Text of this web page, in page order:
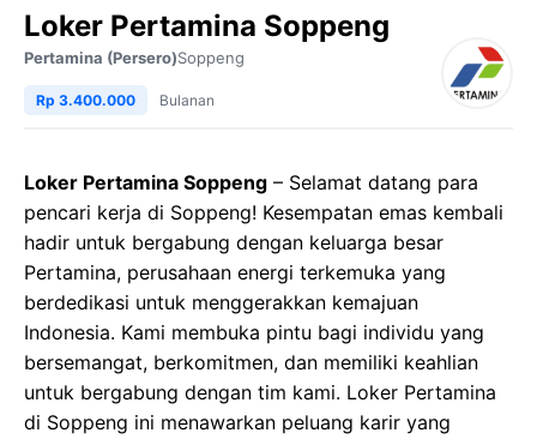
Loker Pertamina Soppeng
Pertamina (Persero)Soppeng
Rp 3.400.000 Bulanan
Loker Pertamina Soppeng – Selamat datang para
pencari kerja di Soppeng! Kesempatan emas kembali
hadir untuk bergabung dengan keluarga besar
Pertamina, perusahaan energi terkemuka yang
berdedikasi untuk menggerakkan kemajuan
Indonesia. Kami membuka pintu bagi individu yang
bersemangat, berkomitmen, dan memiliki keahlian
untuk bergabung dengan tim kami. Loker Pertamina
di Soppeng ini menawarkan peluang karir yang